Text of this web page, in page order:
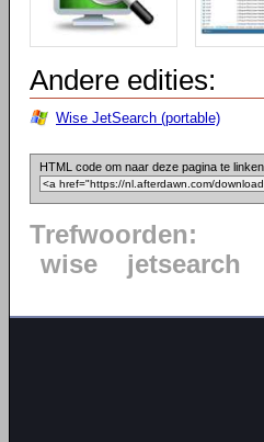
Andere edities:
Wise JetSearch (portable)
HTML code om naar deze pagina te
Trefwoorden:
wise
jetsearch